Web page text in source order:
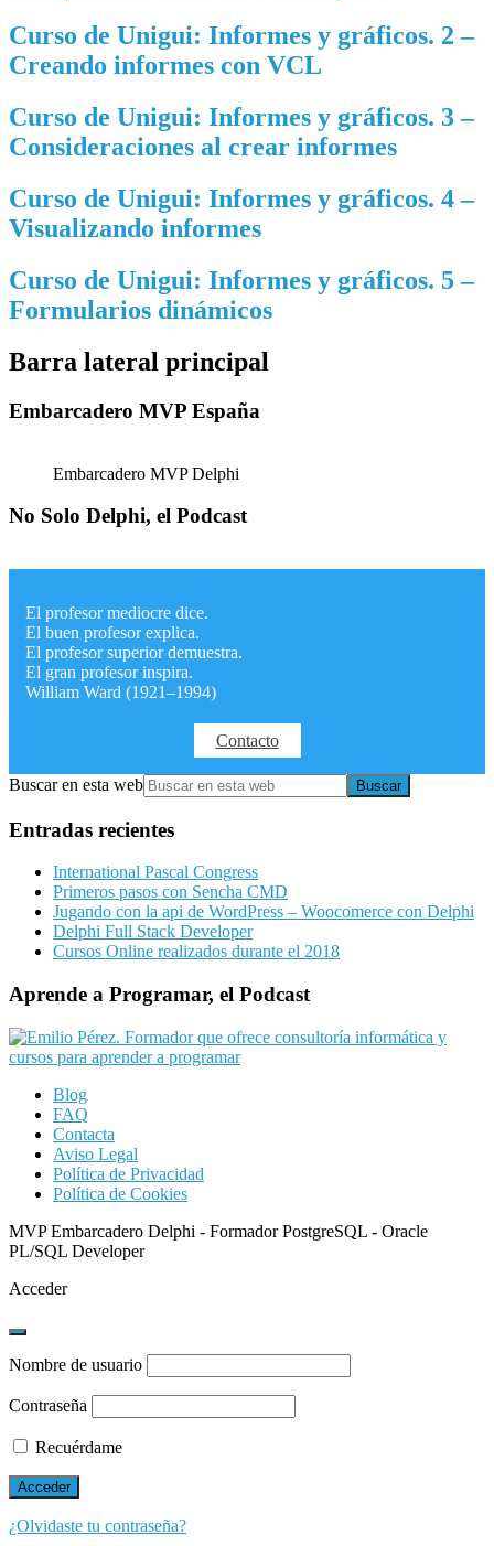
Curso de Unigui: Informes y gráficos. 2 –
Creando informes con VCL
Curso de Unigui: Informes y gráficos. 3 –
Consideraciones al crear informes
Curso de Unigui: Informes y gráficos. 4 –
Visualizando informes
Curso de Unigui: Informes y gráficos. 5 –
Formularios dinámicos
Barra lateral principal
Embarcadero MVP España
Embarcadero MVP Delphi
No Solo Delphi, el Podcast
El profesor mediocre dice.
El buen profesor explica.
El profesor superior demuestra.
El gran profesor inspira.
William Ward (1921–1994)
Contacto
Buscar en esta web
Entradas recientes
International Pascal Congress
Primeros pasos con Sencha CMD
Jugando con la api de WordPress – Woocomerce con Delphi
Delphi Full Stack Developer
Cursos Online realizados durante el 2018
Aprende a Programar, el Podcast
Blog
FAQ
Contacta
Aviso Legal
Política de Privacidad
Política de Cookies
MVP Embarcadero Delphi - Formador PostgreSQL - Oracle
PL/SQL Developer
Acceder
Nombre de usuario
Contraseña
Recuérdame
¿Olvidaste tu contraseña?